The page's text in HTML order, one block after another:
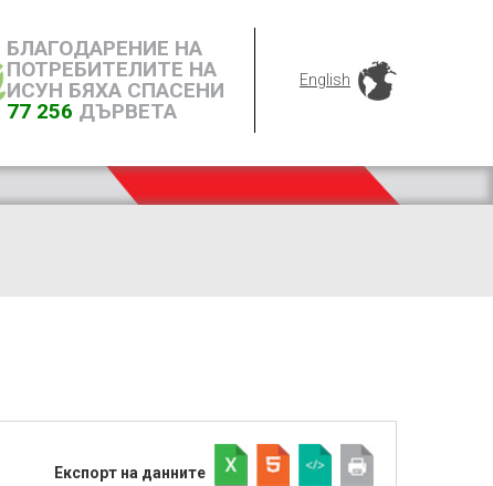
БЛАГОДАРЕНИЕ НА
ПОТРЕБИТЕЛИТЕ НА
ИСУН БЯХА СПАСЕНИ
77 256 ДЪРВЕТА
English
Експорт на данните